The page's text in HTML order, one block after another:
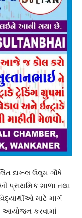
દારૂલ ઉલુમ ગૌષે
પ્રાથમિક શાળા તથા
માટે માર્ગ
આયોજન કરવામાં